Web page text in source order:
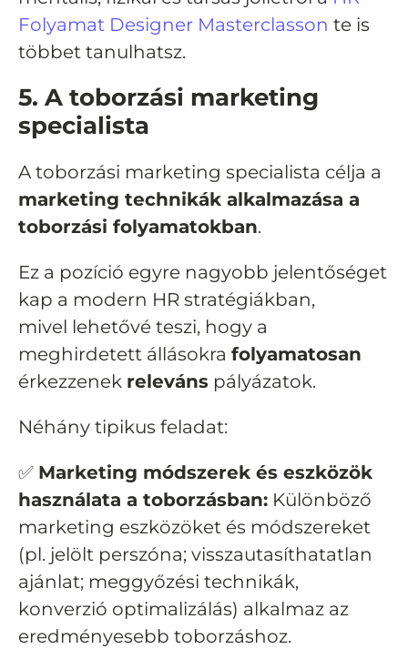
Folyamat Designer Masterclasson te is
többet tanulhatsz.
5. A toborzási marketing
specialista
A toborzási marketing specialista célja a
marketing technikák alkalmazása a
toborzási folyamatokban.
Ez a pozíció egyre nagyobb jelentőséget
kap a modern HR stratégiákban,
mivel lehetővé teszi, hogy a
meghirdetett állásokra folyamatosan
érkezzenek releváns pályázatok.
Néhány tipikus feladat:
✅ Marketing módszerek és eszközök
használata a toborzásban: Különböző
marketing eszközöket és módszereket
(pl. jelölt perszóna; visszautasíthatatlan
ajánlat; meggyőzési technikák,
konverzió optimalizálás) alkalmaz az
eredményesebb toborzáshoz.